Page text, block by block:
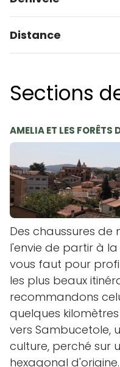
Distance
Sections
AMELIA ET LES FORÊTS
Des chaussures
l'envie de partir à
vous faut pour
les plus beaux
recommandons
quelques
vers Sambucetole,
culture, perché sur
hexagonal d'origine.